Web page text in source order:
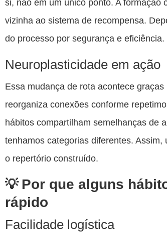
vizinha ao sistema de recompensa.
do processo por segurança e eficiência.
Neuroplasticidade em ação
Essa mudança de rota acontece graças
reorganiza conexões conforme
hábitos compartilham semelhanças de
tenhamos categorias diferentes.
o repertório construído.
Por que alguns
rápido
Facilidade logística